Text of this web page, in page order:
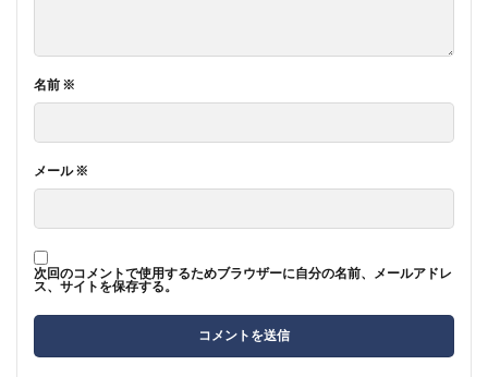
名前 ※
メール※
次回のコメントで使用するためブラウザーに自分の名前、メールアドレ
ス、サイトを保存する。